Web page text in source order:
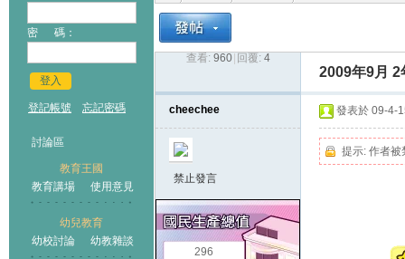
密 碼：
登入
登記帳號 忘記密碼
討論區
教育王國
教育講場
使用意見
幼兒教育
幼校討論
幼教雜談 王國
›
查看: 960 回覆: 4
2009年9月 2
cheechee
禁止發言
296
發表於 09-4-
提示: 作者被